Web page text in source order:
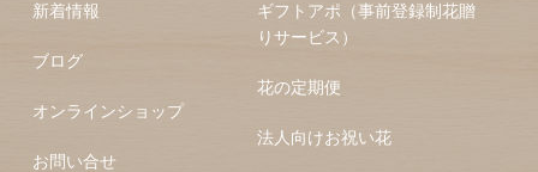
新着情報
ブログ
オンラインショップ
お問い合せ
ギフトアポ（事前登録制花贈
りサービス）
花の定期便
法人向けお祝い花